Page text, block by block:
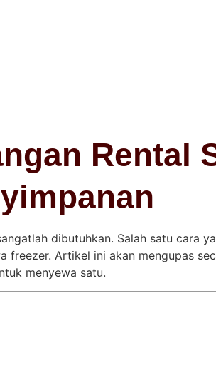
Rental
dibutuhkan. Salah satu cara
freezer. Artikel ini akan mengupas
menyewa satu.